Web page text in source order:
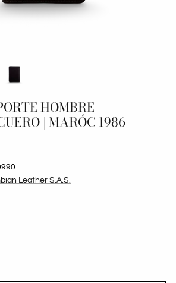
HOMBRE
| MARÓC 1986
Leather S.A.S.